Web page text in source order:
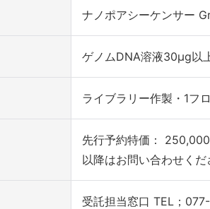
ナノポアシーケンサー
ゲノムDNA溶液30μg以
ライブラリー作製・1フ
先行予約特価：
以降はお問い合わせくだ
受託担当窓口 TEL；